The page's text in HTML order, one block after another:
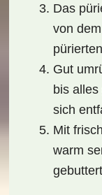
Das
von
Gut
bis
sich
Mit
warm